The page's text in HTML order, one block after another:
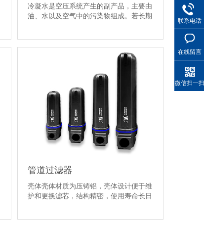
冷凝水是空压系统产生的副产品，主要由
油、水以及空气中的污染物组成。若长期
管道过滤器
壳体壳体材质为压铸铝，壳体设计便于维
护和更换滤芯，结构精密，使用寿命长日
联系电话
在线留言
微信扫一扫